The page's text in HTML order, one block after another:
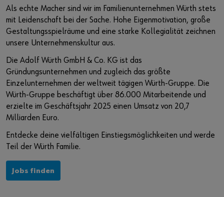
In nur drei Schritten können Sie sich registrieren und alle
Funktionen des Online-Shops nutzen.
Verkauf nur an Gewerbetreibende
Veranstaltungen
Wissen und Referenzen
Baustellenmanagement CENDAS
Nachhaltigkeit bei Würth
Akademie Würth
Forschung und Entwicklung
Innovation Hub
Würth Karriere auf Jobmessen
Diversity bei Würth
Als echte Macher sind wir im Familienunternehmen Würth stets
mit Leidenschaft bei der Sache. Hohe Eigenmotivation, große
Gestaltungsspielräume und eine starke Kollegialität zeichnen
unsere Unternehmenskultur aus.
Die Adolf Würth GmbH & Co. KG ist das
Gründungsunternehmen und zugleich das größte
Einzelunternehmen der weltweit tägigen Würth-Gruppe. Die
Würth-Gruppe beschäftigt über 86.000 Mitarbeitende und
erzielte im Geschäftsjahr 2025 einen Umsatz von 20,7
Milliarden Euro.
Entdecke deine vielfältigen Einstiegsmöglichkeiten und werde
Teil der Würth Familie.
Jobs finden